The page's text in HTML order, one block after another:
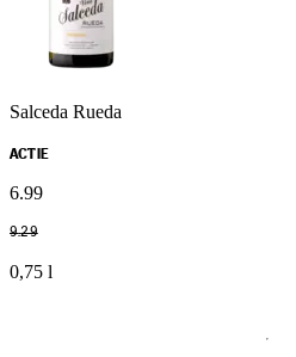
Salceda Rueda
ACTIE
6.99
9.29
0,75 l